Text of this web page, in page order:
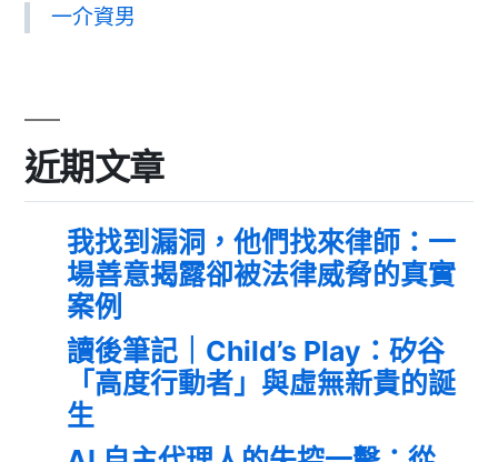
一介資男
近期文章
我找到漏洞，他們找來律師：一
場善意揭露卻被法律威脅的真實
案例
讀後筆記｜Child’s Play：矽谷
「高度行動者」與虛無新貴的誕
生